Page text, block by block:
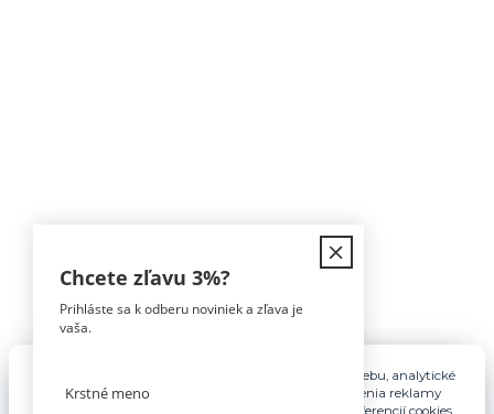
Tomáš Hula
Pre základnú funkčnosť, spríjemnenie používania webu, analytické
účely a v prípade udelenia súhlasu aj na účely cielenia reklamy
Chcete zľavu 3%?
Prihláste sa k odberu noviniek a zľava je
vaša.